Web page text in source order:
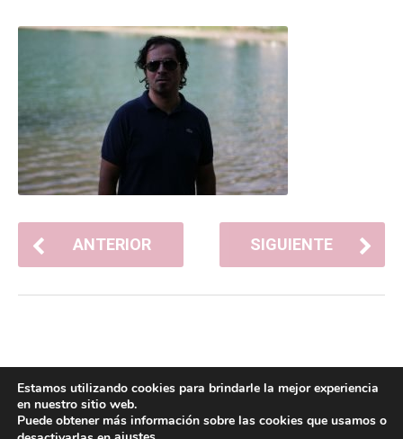
ANTERIOR SIGUIENTE
Estamos utilizando cookies para brindarle la mejor experiencia
en nuestro sitio web.
Puede obtener más información sobre las cookies que usamos o